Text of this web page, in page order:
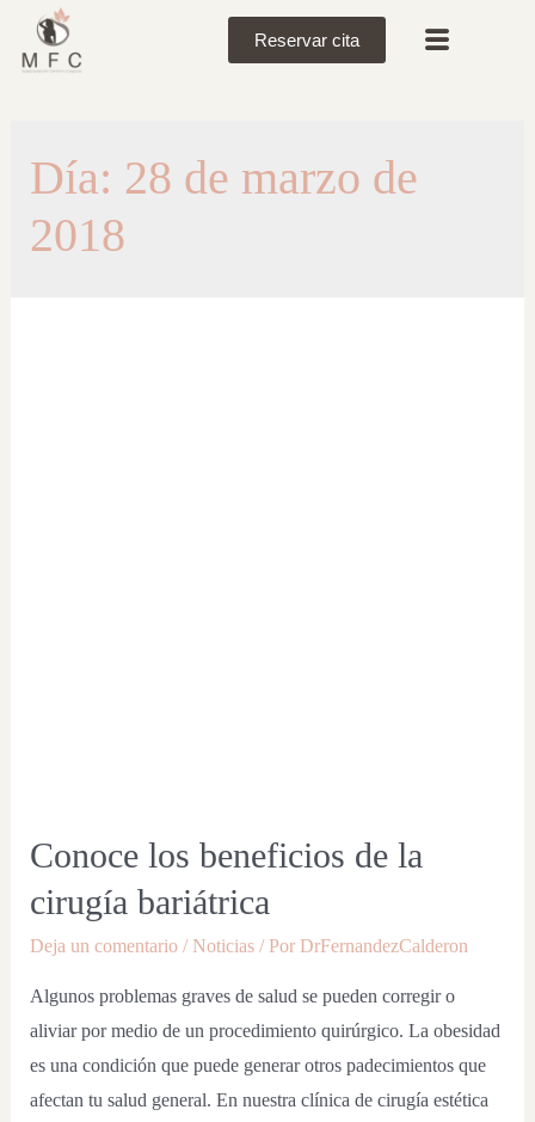
Reservar cita
Día: 28 de marzo de
2018
Conoce los beneficios de la
cirugía bariátrica
Deja un comentario / Noticias/ Por DrFernandezCalderon
Algunos problemas graves de salud se pueden corregir o
aliviar por medio de un procedimiento quirúrgico. La obesidad
es una condición que puede generar otros padecimientos que
afectan tu salud general. En nuestra clínica de cirugía estética